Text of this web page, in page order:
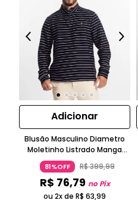
Adicionar
Blusão Masculino Diametro
Moletinho Listrado Manga
Longa Azul
81%OFF R$399,99
R$ 76,79 no Pix
ou 2x de R$ 63,99